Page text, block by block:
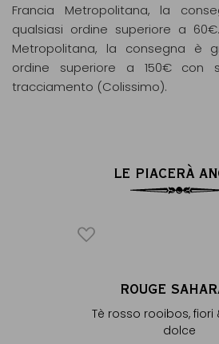
Francia Metropolitana, la
qualsiasi ordine superiore a
Metropolitana, la consegna è
ordine superiore a 150€ con
tracciamento (Colissimo).
LE PIACERÀ
ROUGE
Tè rosso rooibos, fiori
dolce